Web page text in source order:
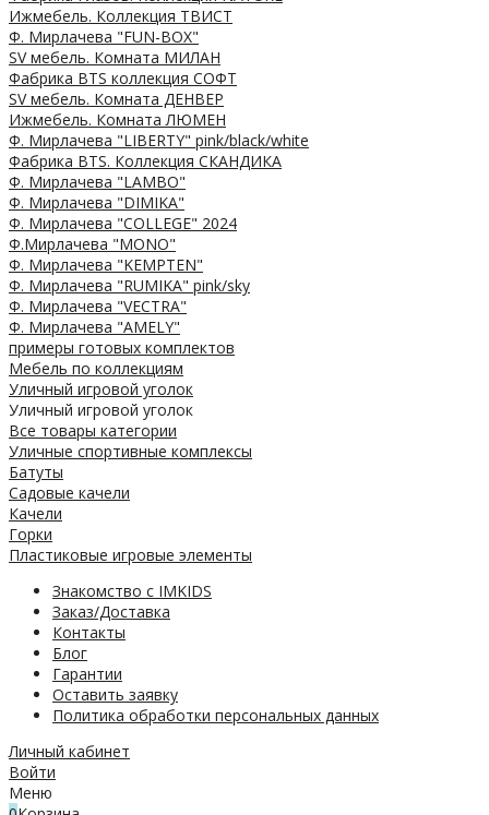
Ижмебель. Коллекция ТВИСТ
Ф. Мирлачева "FUN-BOX"
SV мебель. Комната МИЛАН
Фабрика BTS коллекция СОФТ
SV мебель. Комната ДЕНВЕР
Ижмебель. Комната ЛЮМЕН
Ф. Мирлачева "LIBERTY" pink/black/white
Фабрика BTS. Коллекция СКАНДИКА
Ф. Мирлачева "LAMBO"
Ф. Мирлачева "DIMIKA"
Ф. Мирлачева "COLLEGE" 2024
Ф.Мирлачева "MONO"
Ф. Мирлачева "KEMPTEN"
Ф. Мирлачева "RUMIKA" pink/sky
Ф. Мирлачева "VECTRA"
Ф. Мирлачева "AMELY"
примеры готовых комплектов
Мебель по коллекциям
Уличный игровой уголок
Уличный игровой уголок
Все товары категории
Уличные спортивные комплексы
Батуты
Садовые качели
Качели
Горки
Пластиковые игровые элементы
Знакомство с IMKIDS
Заказ/Доставка
Контакты
Блог
Гарантии
Оставить заявку
Политика обработки персональных данных
Личный кабинет
Войти
Меню